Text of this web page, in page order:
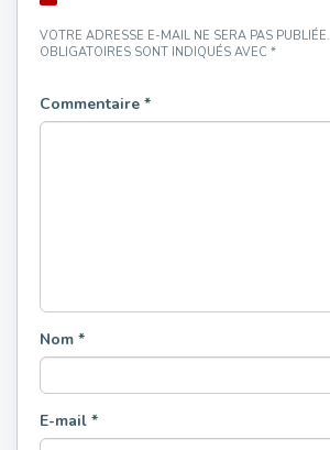
VOTRE ADRESSE E-MAIL NE SERA PAS PUBLIÉE.
OBLIGATOIRES SONT INDIQUÉS AVEC *
Commentaire *
Nom *
E-mail *